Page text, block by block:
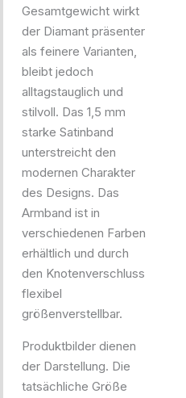
Gesamtgewicht wirkt
der Diamant präsenter
als feinere Varianten,
bleibt jedoch
alltagstauglich und
stilvoll. Das 1,5 mm
starke Satinband
unterstreicht den
modernen Charakter
des Designs. Das
Armband ist in
verschiedenen Farben
erhältlich und durch
den Knotenverschluss
flexibel
größenverstellbar.
Produktbilder dienen
der Darstellung. Die
tatsächliche Größe